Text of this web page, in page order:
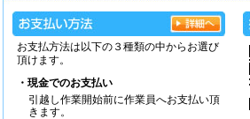
お支払方法は以下の３種類の中からお選び
頂けます。
・現金でのお支払い
引越し作業開始前に作業員へお支払い頂
きます。